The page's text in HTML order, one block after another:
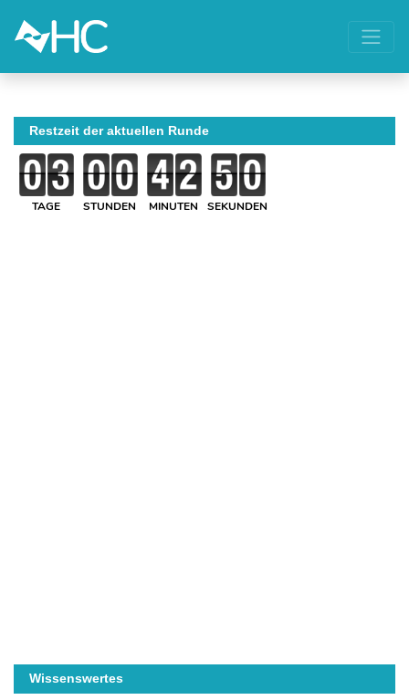
Restzeit der aktuellen Runde
TAGE STUNDEN MINUTEN SEKUNDEN
Wissenswertes